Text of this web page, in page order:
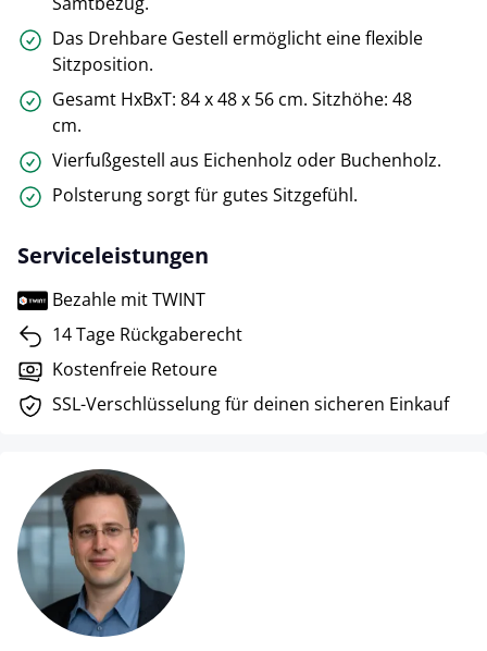
Das Drehbare Gestell ermöglicht eine flexible
Sitzposition.
Gesamt HxBxT: 84 x 48 x 56 cm. Sitzhöhe: 48
cm.
Vierfußgestell aus Eichenholz oder Buchenholz.
Polsterung sorgt für gutes Sitzgefühl.
Serviceleistungen
Bezahle mit TWINT
14 Tage Rückgaberecht
Kostenfreie Retoure
SSL-Verschlüsselung für deinen sicheren Einkauf